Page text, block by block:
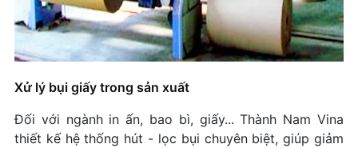
Xử lý bụi giấy trong sản xuất
Đối với ngành in ấn, bao bì, giấy... Thành Nam Vina
thiết kế hệ thống hút - lọc bụi chuyên biệt, giúp giảm